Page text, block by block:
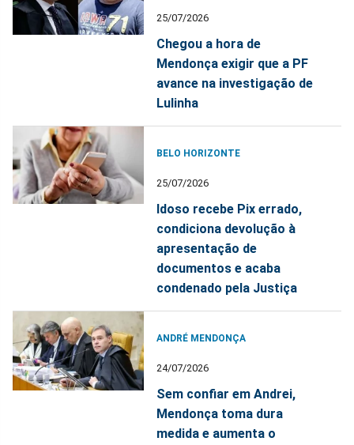
25/07/2026
Chegou a hora de
Mendonça exigir que a PF
avance na investigação de
Lulinha
BELO HORIZONTE
25/07/2026
Idoso recebe Pix errado,
condiciona devolução à
apresentação de
documentos e acaba
condenado pela Justiça
ANDRÉ MENDONÇA
24/07/2026
Sem confiar em Andrei,
Mendonça toma dura
medida e aumenta o